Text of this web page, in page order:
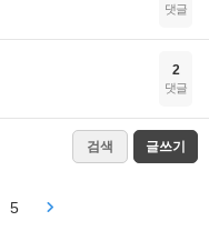
댓글
2
댓글
검색 글쓰기
5